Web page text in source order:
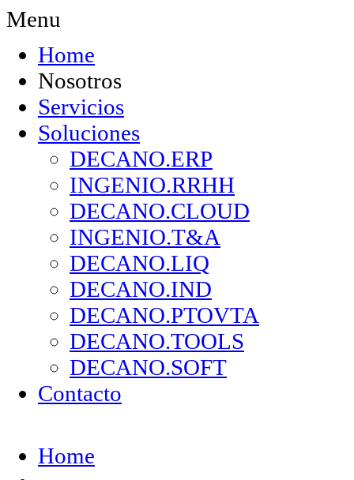
Menu
Home
Nosotros
Servicios
Soluciones
DECANO.ERP
INGENIO.RRHH
DECANO.CLOUD
INGENIO.T&A
DECANO.LIQ
DECANO.IND
DECANO.PTOVTA
DECANO.TOOLS
DECANO.SOFT
Contacto
Home